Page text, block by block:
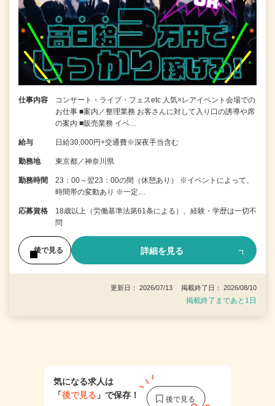
仕事内容
コンサート・ライブ・フェスetc 人気×レアイベント会場での
お仕事 ■案内／整理業務 お客さんに対して入り口の誘導や席
の案内 ■販売業務 イベ…
給与 日給30,000円+交通費※深夜手当含む
勤務地 東京都／神奈川県
勤務時間
23：00～翌23：00の間（休憩あり） ※イベントによって、
時間帯の変動あり ※一定…
応募資格
18歳以上（労働基準法第61条による）、経験・学歴は一切不
問
後で見る 詳細を見る
更新日： 2026/07/13 掲載終了日： 2026/08/10
掲載終了まであと1日
1
気になる求人は
「後で見る 」で保存！